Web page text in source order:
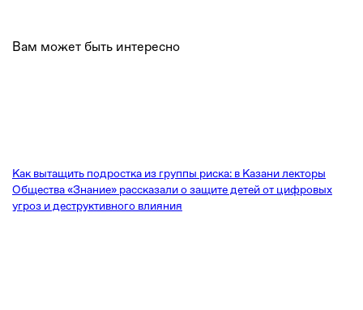
Вам может быть интересно
Как вытащить подростка из группы риска: в Казани лекторы
Общества «Знание» рассказали о защите детей от цифровых
угроз и деструктивного влияния